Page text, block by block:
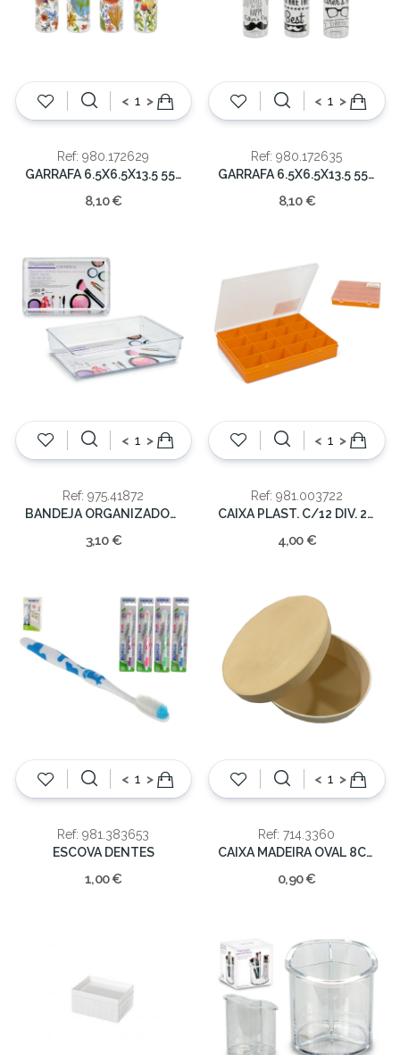
< >
Ref: 980.172629
GARRAFA 6.5X6.5X13.5 550 ML FLORAL
8,10 €
< >
Ref: 980.172635
GARRAFA 6.5X6.5X13.5 550 ML
8,10 €
< >
Ref: 975.41872
BANDEJA ORGANIZADORA 24x15.8x5.5cm
3,10 €
< >
Ref: 981.003722
CAIXA PLAST. C/12 DIV. 25x19x4CM
4,00 €
< >
Ref: 981.383653
ESCOVA DENTES
1,00 €
< >
Ref: 714.3360
CAIXA MADEIRA OVAL 8CM
0,90 €